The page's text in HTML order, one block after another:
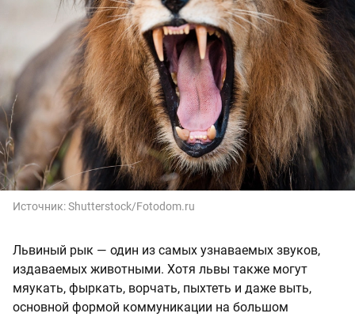
Источник:Shutterstock/Fotodom.ru
Львиный рык — один из самых узнаваемых звуков,
издаваемых животными. Хотя львы также могут
мяукать, фыркать, ворчать, пыхтеть и даже выть,
основной формой коммуникации на большом